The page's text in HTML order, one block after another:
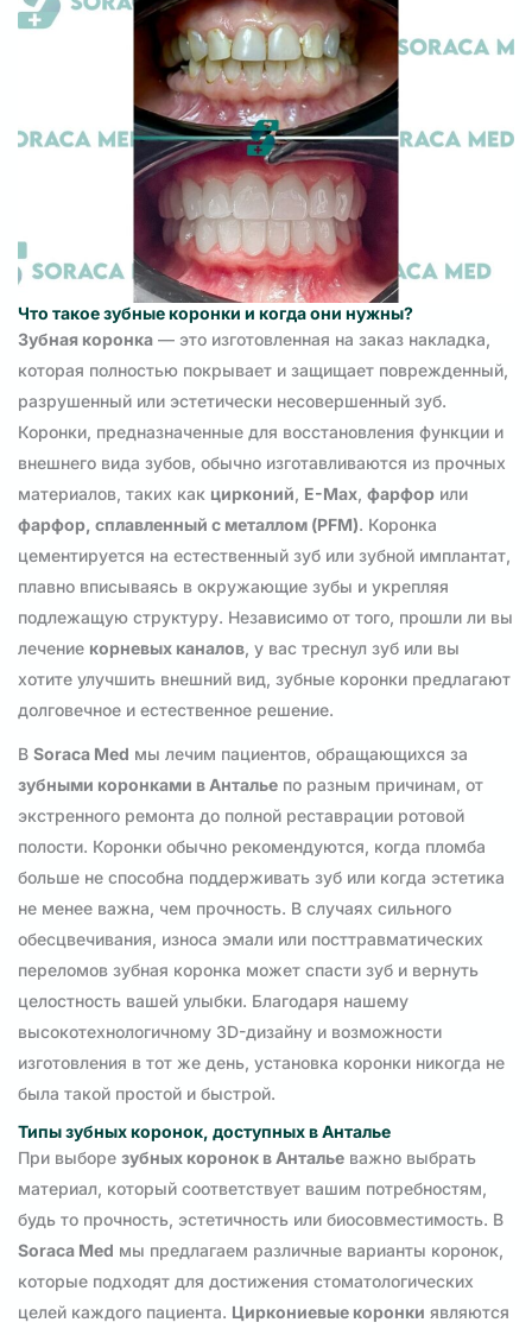
Что такое зубные коронки и когда они нужны?
Зубная коронка — это изготовленная на заказ накладка,
которая полностью покрывает и защищает поврежденный,
разрушенный или эстетически несовершенный зуб.
Коронки, предназначенные для восстановления функции и
внешнего вида зубов, обычно изготавливаются из прочных
материалов, таких как цирконий, E-Max, фарфор или
фарфор, сплавленный с металлом (PFM). Коронка
цементируется на естественный зуб или зубной имплантат,
плавно вписываясь в окружающие зубы и укрепляя
подлежащую структуру. Независимо от того, прошли ли вы
лечение корневых каналов, у вас треснул зуб или вы
хотите улучшить внешний вид, зубные коронки предлагают
долговечное и естественное решение.
В Soraca Med мы лечим пациентов, обращающихся за
зубными коронками в Анталье по разным причинам, от
экстренного ремонта до полной реставрации ротовой
полости. Коронки обычно рекомендуются, когда пломба
больше не способна поддерживать зуб или когда эстетика
не менее важна, чем прочность. В случаях сильного
обесцвечивания, износа эмали или посттравматических
переломов зубная коронка может спасти зуб и вернуть
целостность вашей улыбки. Благодаря нашему
высокотехнологичному 3D-дизайну и возможности
изготовления в тот же день, установка коронки никогда не
была такой простой и быстрой.
Типы зубных коронок, доступных в Анталье
При выборе зубных коронок в Анталье важно выбрать
материал, который соответствует вашим потребностям,
будь то прочность, эстетичность или биосовместимость. В
Soraca Med мы предлагаем различные варианты коронок,
которые подходят для достижения стоматологических
целей каждого пациента. Циркониевые коронки являются